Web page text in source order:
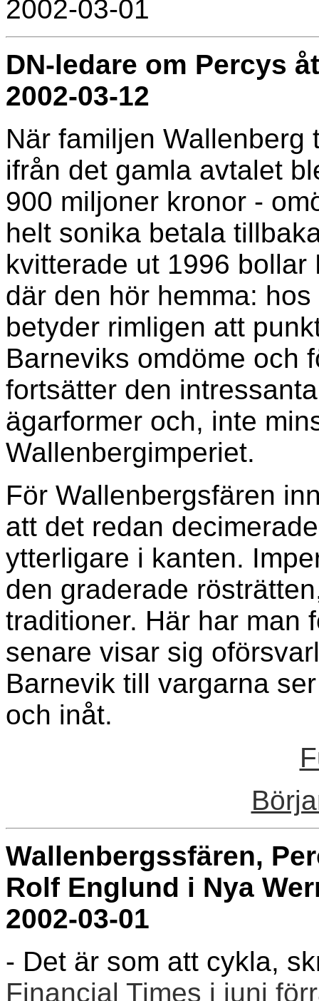
2002-03-01
DN-ledare om Percys
2002-03-12
När familjen
ifrån det gamla avtalet
900 miljoner kronor -
helt sonika betala
kvitterade ut 1996
där den hör hemma:
betyder rimligen att
Barneviks omdöme och
fortsätter den
ägarformer och, inte
Wallenbergimperiet.
För Wallenbergsfären
att det redan
ytterligare i kanten.
den graderade
traditioner. Här har man
senare visar sig
Barnevik till vargarna
och inåt.
Wallenbergssfären,
Rolf Englund i Nya
2002-03-01
- Det är som att cykla,
Financial Times i juni